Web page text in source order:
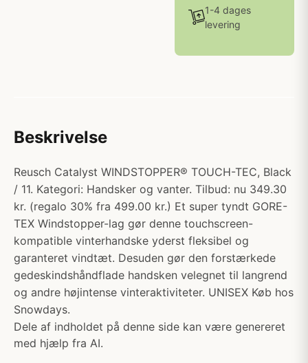
1-4 dages
levering
Beskrivelse
Reusch Catalyst WINDSTOPPER® TOUCH-TEC, Black
/ 11. Kategori: Handsker og vanter. Tilbud: nu 349.30
kr. (regalo 30% fra 499.00 kr.) Et super tyndt GORE-
TEX Windstopper-lag gør denne touchscreen-
kompatible vinterhandske yderst fleksibel og
garanteret vindtæt. Desuden gør den forstærkede
gedeskindshåndflade handsken velegnet til langrend
og andre højintense vinteraktiviteter. UNISEX Køb hos
Snowdays.
Dele af indholdet på denne side kan være genereret
med hjælp fra AI.